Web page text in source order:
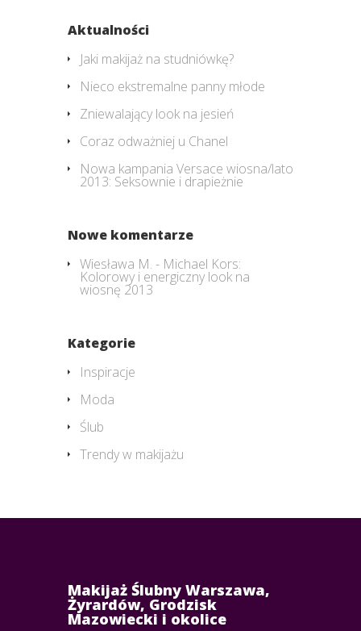
Aktualności
Jaki makijaż na studniówkę?
Nieco ekstremalne panny młode
Zniewalający look na jesień
Coraz odważniej u Chanel
Nowa kampania Versace wiosna/lato
2013: Seksownie i drapieżnie
Nowe komentarze
Wiesława M. - Michael Kors:
Kolorowy i energiczny look na
wiosnę 2013
Kategorie
Inspiracje
Moda
Ślub
Trendy w makijażu
Makijaż Ślubny Warszawa,
Żyrardów, Grodzisk
Mazowiecki i okolice